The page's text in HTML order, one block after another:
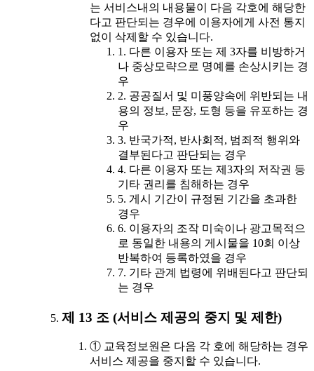
는 서비스내의 내용물이 다음 각호에 해당한
다고 판단되는 경우에 이용자에게 사전 통지
없이 삭제할 수 있습니다.
1. 다른 이용자 또는 제 3자를 비방하거
나 중상모략으로 명예를 손상시키는 경
우
2. 공공질서 및 미풍양속에 위반되는 내
용의 정보, 문장, 도형 등을 유포하는 경
우
3. 반국가적, 반사회적, 범죄적 행위와
결부된다고 판단되는 경우
4. 다른 이용자 또는 제3자의 저작권 등
기타 권리를 침해하는 경우
5. 게시 기간이 규정된 기간을 초과한
경우
6. 이용자의 조작 미숙이나 광고목적으
로 동일한 내용의 게시물을 10회 이상
반복하여 등록하였을 경우
7. 기타 관계 법령에 위배된다고 판단되
는 경우
제 13 조 (서비스 제공의 중지 및 제한)
① 교육정보원은 다음 각 호에 해당하는 경우
서비스 제공을 중지할 수 있습니다.